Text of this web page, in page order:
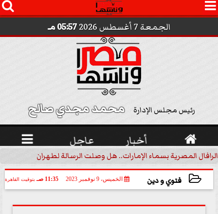
 
الجمعة 7 أغسطس 2026 05:57 مـ
رئيس مجلس الإدارة محمد مجدي صالح
 أخبار عاجل 
الرافال المصرية بسماء الإمارات.. هل وصلت الرسالة لطهران؟..
فتوي و دين الخميس، 9 نوفمبر 2023 11:35 صـ بتوقيت القاهرة